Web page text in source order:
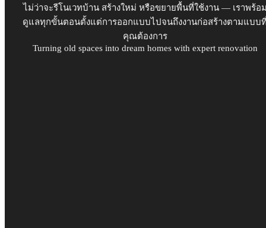
ไม่ว่าจะรีโนเวทบ้าน สร้างใหม่ หรือขยายพื้นที่ใช้งาน — เราพร้อ
ดูแลทุกขั้นตอนตั้งแต่การออกแบบไปจนถึงงานก่อสร้างตามแบบ
คุณต้องการ
Turning old spaces into dream homes with expert renovation